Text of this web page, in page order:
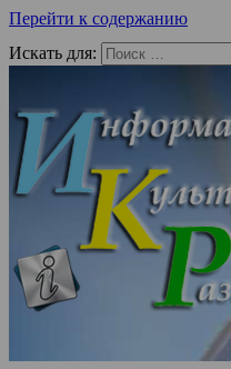
Перейти к содержанию
Искать для: